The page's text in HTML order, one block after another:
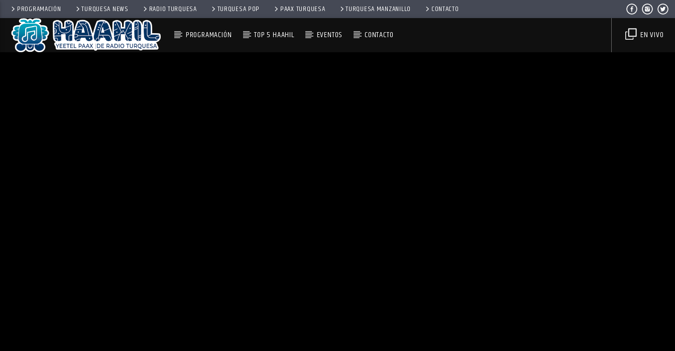
PROGRAMACIÓN TURQUESA NEWS RADIO TURQUESA TURQUESA POP PAAX TURQUESA TURQUESA MANZANILLO CONTACTO
PROGRAMACIÓN TOP 5 HAAHIL EVENTOS CONTACTO EN VIVO